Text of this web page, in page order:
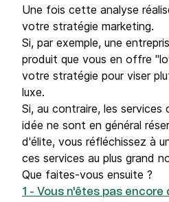
Une fois cette analyse
votre stratégie marketing.
Si, par exemple, une
produit que vous en offre
votre stratégie pour viser
luxe.
Si, au contraire, les
idée ne sont en général
d'élite, vous réfléchissez à
ces services au plus grand
Que faites-vous ensuite ?
1 - Vous n'êtes pas